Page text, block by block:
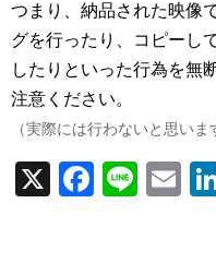
つまり、 納品された映像
グを行ったり、コピーし
したりといった行為を無
注意ください。
（実際には行わないと思いま
X
F
Li
E